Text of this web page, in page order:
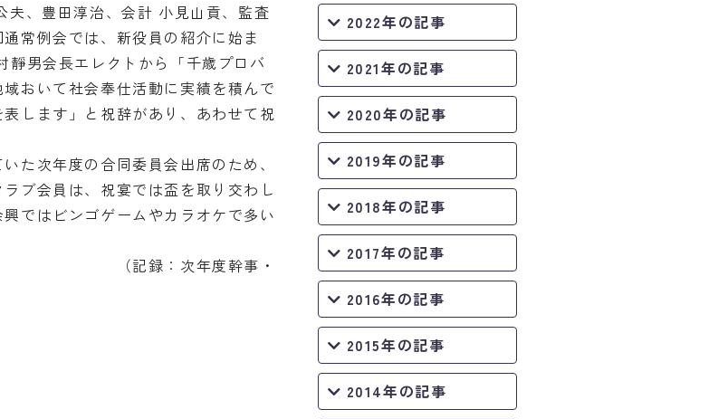
夫、豊田淳治、会計 小見山貢、監査
常例会では、新役員の紹介に始ま
靜男会長エレクトから「千歳プロバ
おいて社会奉仕活動に実績を積んで
します」と祝辞があり、あわせて祝
た次年度の合同委員会出席のため、
ブ会員は、祝宴では盃を取り交わし
ではビンゴゲームやカラオケで多い
度幹事・
2022年の記事
2021年の記事
2020年の記事
2019年の記事
2018年の記事
2017年の記事
2016年の記事
2015年の記事
2014年の記事